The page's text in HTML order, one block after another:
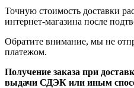
Точную стоимость доставки
интернет-магазина после
Обратите внимание, мы не
платежом.
Получение заказа при
выдачи СДЭК или иным